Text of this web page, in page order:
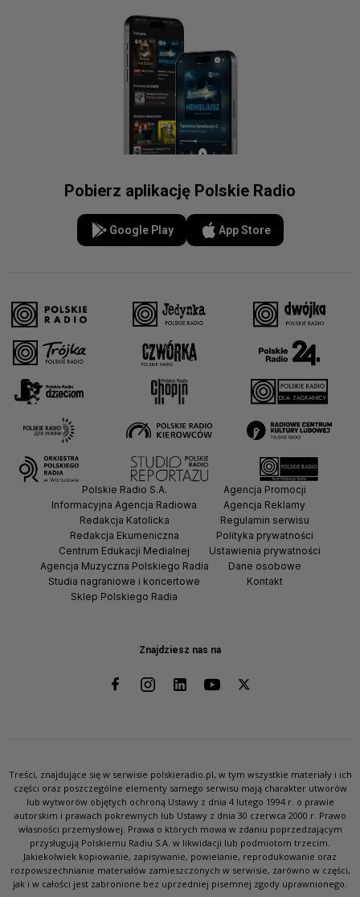
Pobierz aplikację Polskie Radio
Google Play App Store
Znajdziesz nas na
Polskie Radio S.A.
Informacyjna Agencja Radiowa
Redakcja Katolicka
Redakcja Ekumeniczna
Centrum Edukacji Medialnej
Agencja Muzyczna Polskiego Radia
Studia nagraniowe i koncertowe
Sklep Polskiego Radia
Agencja Promocji
Agencja Reklamy
Regulamin serwisu
Polityka prywatności
Ustawienia prywatności
Dane osobowe
Kontakt
Treści, znajdujące się w serwisie polskieradio.pl, w tym wszystkie materiały i ich
części oraz poszczególne elementy samego serwisu mają charakter utworów
lub wytworów objętych ochroną Ustawy z dnia 4 lutego 1994 r. o prawie
autorskim i prawach pokrewnych lub Ustawy z dnia 30 czerwca 2000 r. Prawo
własności przemysłowej. Prawa o których mowa w zdaniu poprzedzającym
przysługują Polskiemu Radiu S.A. w likwidacji lub podmiotom trzecim.
Jakiekolwiek kopiowanie, zapisywanie, powielanie, reprodukowanie oraz
rozpowszechnianie materiałów zamieszczonych w serwisie, zarówno w części,
jak i w całości jest zabronione bez uprzedniej pisemnej zgody uprawnionego.